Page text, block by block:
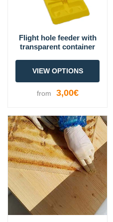
Flight hole feeder with
transparent container
VIEW OPTIONS
from 3,00€